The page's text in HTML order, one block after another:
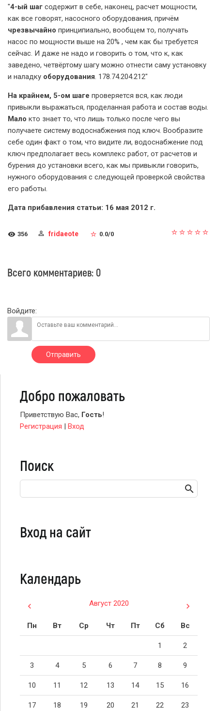
4-ый шаг содержит в себе, наконец, расчет мощности,
как все говорят, насосного оборудования, причём
чрезвычайно принципиально, вообщем то, получать
насос по мощности выше на 20% , чем как бы требуется
сейчас. И даже не надо и говорить о том, что к, как
заведено, четвёртому шагу можно отнести саму установку
и наладку оборудования. 178.74.204.212
На крайнем, 5-ом шаге проверяется вся, как люди
привыкли выражаться, проделанная работа и состав воды.
Мало кто знает то, что лишь только после чего вы
получаете систему водоснабжения под ключ. Вообразите
себе один факт о том, что видите ли, водоснабжение под
ключ предполагает весь комплекс работ, от расчетов и
бурения до установки всего, как мы привыкли говорить,
нужного оборудования с следующей проверкой свойства
его работы.
Дата прибавления статьи: 16 мая 2012 г.
356 fridaeote 0.0/0
Всего комментариев: 0
Войдите:
Отправить
Добро пожаловать
Приветствую Вас, Гость!
Регистрация | Вход
Поиск
Вход на сайт
Календарь
Август 2020
Пн Вт Ср Чт Пт Сб Вс
1 2
3 4 5 6 7 8 9
10 11 12 13 14 15 16
17 18 19 20 21 22 23